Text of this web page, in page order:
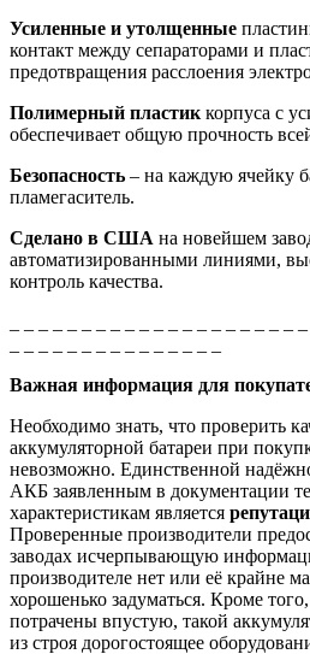
Усиленные и утолщенные
контакт между сепараторами и
предотвращения расслоения
Полимерный пластик корпуса с
обеспечивает общую прочность
Безопасность – на каждую ячейку
пламегаситель.
Сделано в США на новейшем
автоматизированными линиями,
контроль качества.
Важная информация для
Необходимо знать, что проверить
аккумуляторной батареи при
невозможно. Единственной
АКБ заявленным в документации
характеристикам является
Проверенные производители
заводах исчерпывающую
производителе нет или её крайне
хорошенько задуматься. Кроме
потрачены впустую, такой
из строя дорогостоящее